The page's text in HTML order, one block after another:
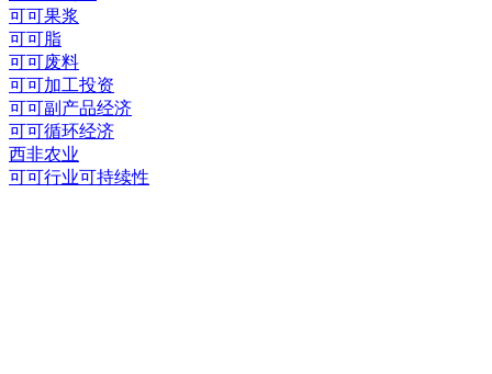
可可果浆
可可脂
可可废料
可可加工投资
可可副产品经济
可可循环经济
西非农业
可可行业可持续性